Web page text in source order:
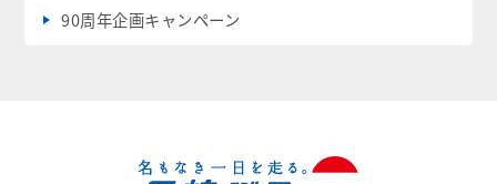
90周年企画キャンペーン